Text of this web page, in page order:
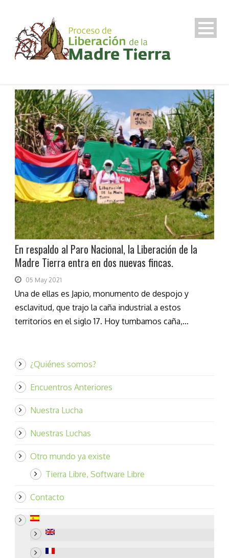
En respaldo al Paro Nacional, la Liberación de la
Madre Tierra entra en dos nuevas fincas.
05 May 2021
Una de ellas es Japio, monumento de despojo y
esclavitud, que trajo la caña industrial a estos
territorios en el siglo 17. Hoy tumbamos caña,...
¿Quiénes somos?
Encuentros Anteriores
Nuestra Lucha
Nuestras Luchas
Otro mundo ya existe
Tierra Libre, Software Libre
Contacto